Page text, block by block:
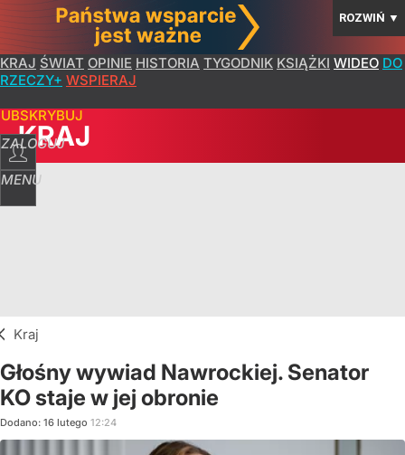
ROZWIŃ ▼
KRAJ ŚWIAT OPINIE HISTORIA TYGODNIK KSIĄŻKI WIDEO DO
RZECZY+ WSPIERAJ
ZALOGUJ
MENU
KRAJ
Kraj
Głośny wywiad Nawrockiej. Senator
KO staje w jej obronie
Dodano: 16 lutego 12:24